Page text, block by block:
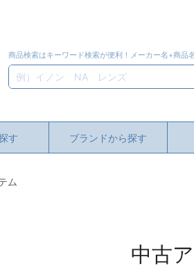
商品検索はキーワード検索が便利！メーカー名+商品
す ブランドから探す
ム
中古